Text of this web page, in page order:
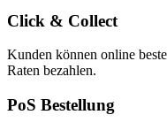
Click & Collect
Kunden können online
Raten bezahlen.
PoS Bestellung